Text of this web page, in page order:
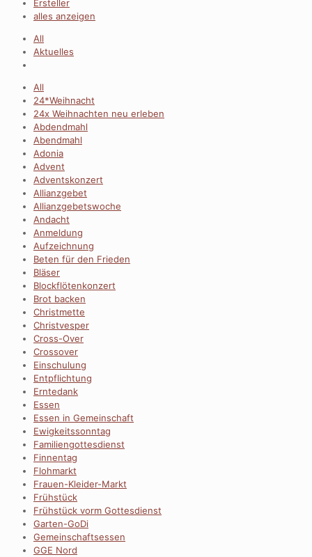
Ersteller
alles anzeigen
All
Aktuelles
All
24*Weihnacht
24x Weihnachten neu erleben
Abdendmahl
Abendmahl
Adonia
Advent
Adventskonzert
Allianzgebet
Allianzgebetswoche
Andacht
Anmeldung
Aufzeichnung
Beten für den Frieden
Bläser
Blockflötenkonzert
Brot backen
Christmette
Christvesper
Cross-Over
Crossover
Einschulung
Entpflichtung
Erntedank
Essen
Essen in Gemeinschaft
Ewigkeitssonntag
Familiengottesdienst
Finnentag
Flohmarkt
Frauen-Kleider-Markt
Frühstück
Frühstück vorm Gottesdienst
Garten-GoDi
Gemeinschaftsessen
GGE Nord